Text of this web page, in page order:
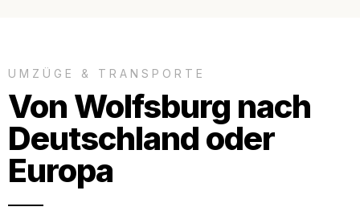
UMZÜGE & TRANSPORTE
Von Wolfsburg nach
Deutschland oder
Europa